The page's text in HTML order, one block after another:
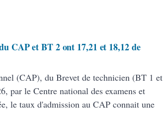
CAP et BT 2 ont 17,21 et 18,12 de
(CAP), du Brevet de technicien (BT 1 et
par le Centre national des examens et
le taux d'admission au CAP connait une